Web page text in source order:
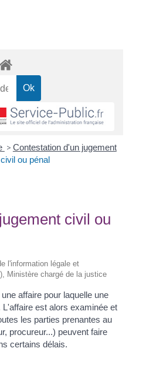
> Contestation d'un jugement
ou pénal
civil ou
l'information légale et
Ministère chargé de la justice
affaire pour laquelle une
est alors examinée et
les parties prenantes au
procureur...) peuvent faire
certains délais.